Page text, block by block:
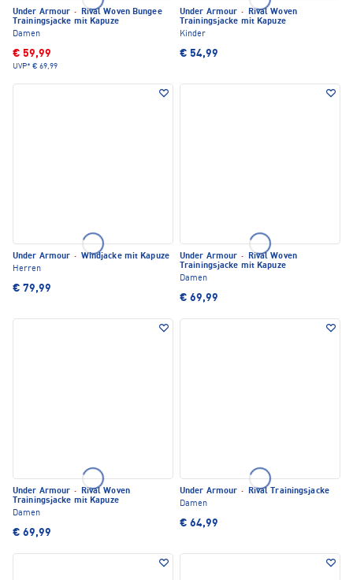
Under Armour ·
Rival Woven Bungee
Trainingsjacke mit Kapuze
Damen
€ 59,99
UVP* € 69,99
Under Armour ·
Rival Woven
Trainingsjacke mit Kapuze
Kinder
€ 54,99
Under Armour · Windjacke mit Kapuze
Herren
€ 79,99
Under Armour ·
Rival Woven
Trainingsjacke mit Kapuze
Damen
€ 69,99
Under Armour ·
Rival Woven
Trainingsjacke mit Kapuze
Damen
€ 69,99
Under Armour ·
Rival Trainingsjacke
Damen
€ 64,99